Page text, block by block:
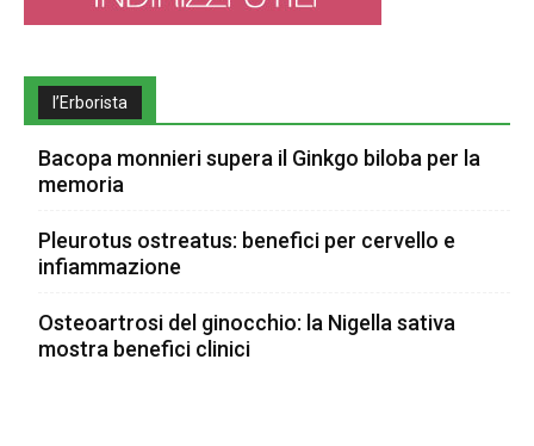
l’Erborista
Bacopa monnieri supera il Ginkgo biloba per la
memoria
Pleurotus ostreatus: benefici per cervello e
infiammazione
Osteoartrosi del ginocchio: la Nigella sativa
mostra benefici clinici